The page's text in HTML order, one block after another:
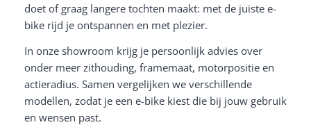
doet of graag langere tochten maakt: met de juiste e-
bike rijd je ontspannen en met plezier.
In onze showroom krijg je persoonlijk advies over
onder meer zithouding, framemaat, motorpositie en
actieradius. Samen vergelijken we verschillende
modellen, zodat je een e-bike kiest die bij jouw gebruik
en wensen past.